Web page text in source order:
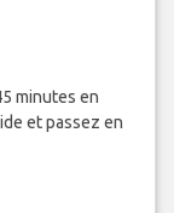
minutes en
et passez en